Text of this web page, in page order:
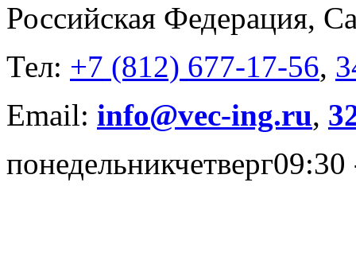
Российская Федерация,
Тел: +7 (812) 677-17-56,
Email: info@vec-ing.ru,
понедельникчетверг09:30